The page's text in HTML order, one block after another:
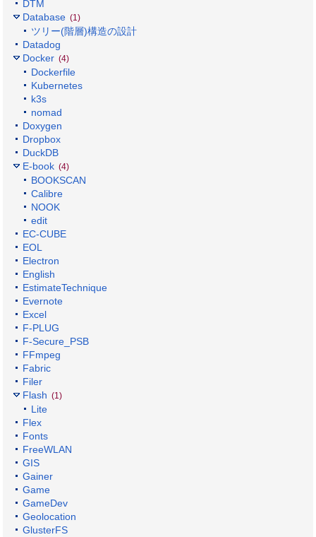
DTM
Database (1)
ツリー(階層)構造の設計
Datadog
Docker (4)
Dockerfile
Kubernetes
k3s
nomad
Doxygen
Dropbox
DuckDB
E-book (4)
BOOKSCAN
Calibre
NOOK
edit
EC-CUBE
EOL
Electron
English
EstimateTechnique
Evernote
Excel
F-PLUG
F-Secure_PSB
FFmpeg
Fabric
Filer
Flash (1)
Lite
Flex
Fonts
FreeWLAN
GIS
Gainer
Game
GameDev
Geolocation
GlusterFS